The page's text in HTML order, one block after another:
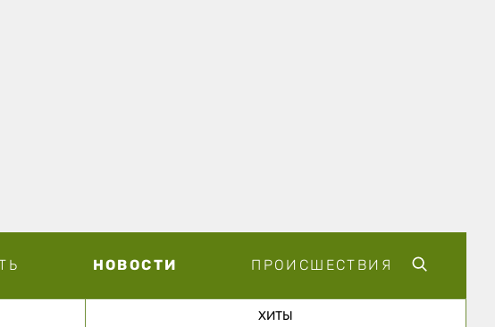
НОВОСТИ ПРОИСШЕСТВИЯ
ХИТЫ